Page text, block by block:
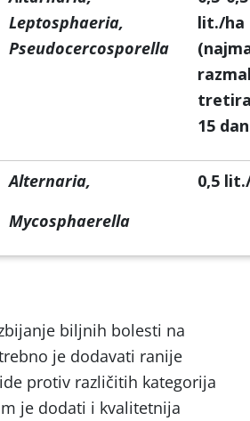
Leptosphaeria,
Pseudocercosporella
lit./ha
15
Alternaria,
Mycosphaerella
0,5
biljnih bolesti na
je dodavati ranije
protiv različitih kategorija
je dodati i kvalitetnija